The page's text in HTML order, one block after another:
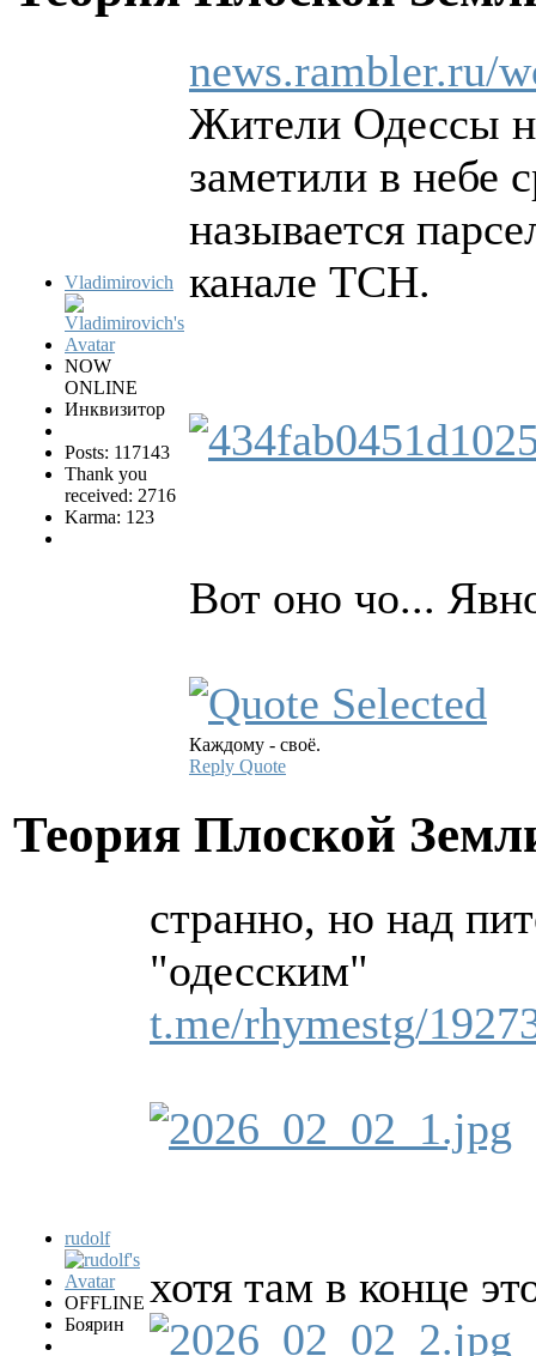
Vladimirovich
NOW
ONLINE
Инквизитор
Posts: 117143
Thank you
received: 2716
Karma: 123
news.rambler.ru/
Жители Одессы
заметили в небе
называется
канале ТСН.
Вот оно чо...
Каждому - своё.
Reply Quote
Теория Плоской
rudolf
OFFLINE
Боярин
странно, но над
"одесским"
t.me/rhymestg/
хотя там в конце